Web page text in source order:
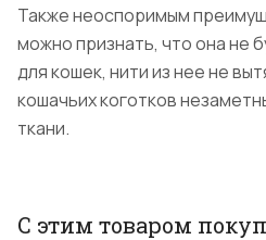
Также неоспоримым
можно признать, что она не
для кошек, нити из нее не
кошачьих коготков
ткани.
С этим товаром